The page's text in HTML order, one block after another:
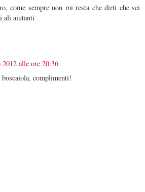
come sempre non mi resta che dirti che sei
ali aiutanti
2012 alle ore 20:36
boscaiola, complimenti!